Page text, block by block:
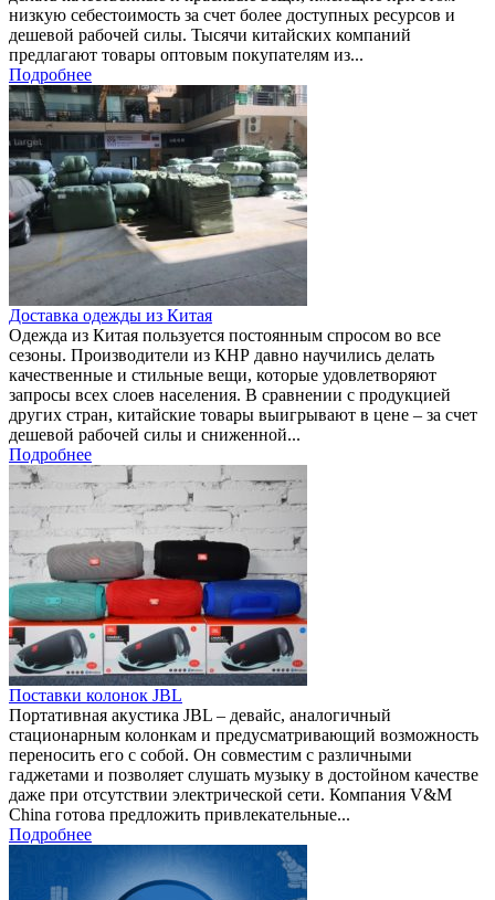
низкую себестоимость за счет более доступных ресурсов и
дешевой рабочей силы. Тысячи китайских компаний
предлагают товары оптовым покупателям из...
Подробнее
Доставка одежды из Китая
Одежда из Китая пользуется постоянным спросом во все
сезоны. Производители из КНР давно научились делать
качественные и стильные вещи, которые удовлетворяют
запросы всех слоев населения. В сравнении с продукцией
других стран, китайские товары выигрывают в цене – за счет
дешевой рабочей силы и сниженной...
Подробнее
Поставки колонок JBL
Портативная акустика JBL – девайс, аналогичный
стационарным колонкам и предусматривающий возможность
переносить его с собой. Он совместим с различными
гаджетами и позволяет слушать музыку в достойном качестве
даже при отсутствии электрической сети. Компания V&M
China готова предложить привлекательные...
Подробнее